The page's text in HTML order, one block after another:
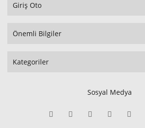
Giriş Oto
Önemli Bilgiler
Kategoriler
Sosyal Medya